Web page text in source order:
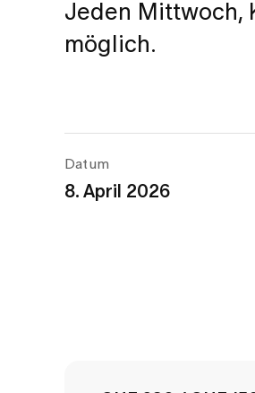
Jeden Mittwoch,
möglich.
Datum
8. April 2026